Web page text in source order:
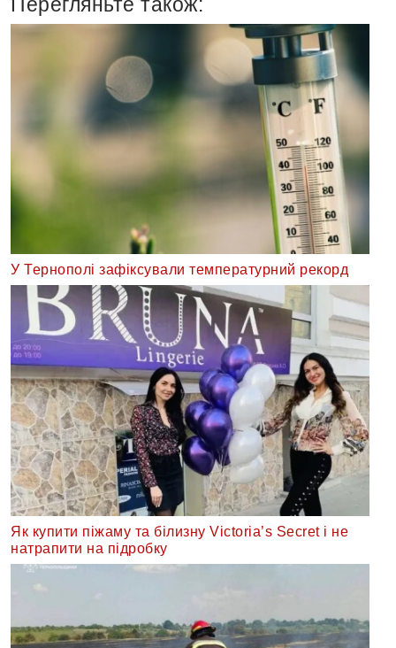
Перегляньте також:
У Тернополі зафіксували температурний рекорд
Як купити піжаму та білизну Victoria’s Secret і не
натрапити на підробку